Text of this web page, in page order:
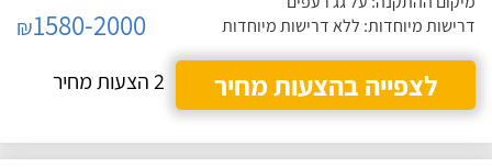
דרישות מיוחדות: ללא דרישות מיוחדות
₪1580-2000
לצפייה בהצעות מחיר
2 הצעות מחיר